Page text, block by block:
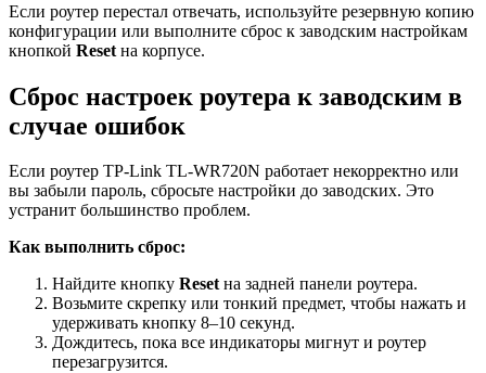
Если роутер перестал отвечать, используйте резервную копию
конфигурации или выполните сброс к заводским настройкам
кнопкой Reset на корпусе.
Сброс настроек роутера к заводским в
случае ошибок
Если роутер TP-Link TL-WR720N работает некорректно или
вы забыли пароль, сбросьте настройки до заводских. Это
устранит большинство проблем.
Как выполнить сброс:
Найдите кнопку Resetна задней панели роутера.
Возьмите скрепку или тонкий предмет, чтобы нажать и
удерживать кнопку 8–10 секунд.
Дождитесь, пока все индикаторы мигнут и роутер
перезагрузится.